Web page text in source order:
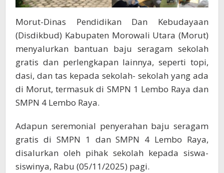
Morut-Dinas Pendidikan Dan Kebudayaan
(Disdikbud) Kabupaten Morowali Utara (Morut)
menyalurkan bantuan baju seragam sekolah
gratis dan perlengkapan lainnya, seperti topi,
dasi, dan tas kepada sekolah- sekolah yang ada
di Morut, termasuk di SMPN 1 Lembo Raya dan
SMPN 4 Lembo Raya.
Adapun seremonial penyerahan baju seragam
gratis di SMPN 1 dan SMPN 4 Lembo Raya,
disalurkan oleh pihak sekolah kepada siswa-
siswinya, Rabu (05/11/2025) pagi.